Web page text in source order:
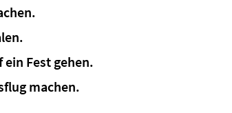
ein Fest gehen.
machen.